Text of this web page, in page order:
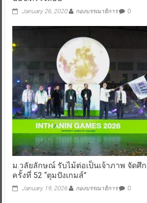
January 26, 2020 กองบรรณาธิการ 0
ม.วลัยลักษณ์ รับไม้ต่อเป็นเจ้าภาพ จัด
ครั้งที่ 52 “ตุมปังเกมส์”
January 19, 2026 กองบรรณาธิการ 0